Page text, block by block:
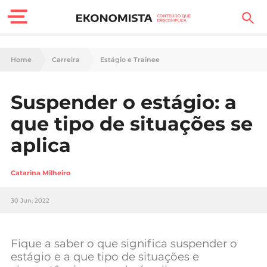
Finanças Pessoais
Carreira
Casa
Lifestyle
Sociedade
Negócios
Home Carreira Estágio e Trainee
Suspender o estágio: a
que tipo de situações se
aplica
Catarina Milheiro
30 Jun, 2022
Fique a saber o que significa suspender o
estágio e a que tipo de situações e